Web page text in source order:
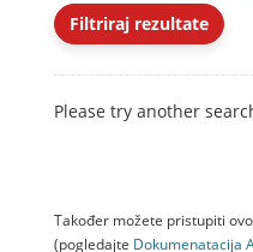
Filtriraj rezultate
Please try another
Također možete pristupiti
(pogledajte Dokumenаtаcijа